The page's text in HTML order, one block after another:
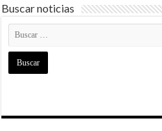
Buscar noticias